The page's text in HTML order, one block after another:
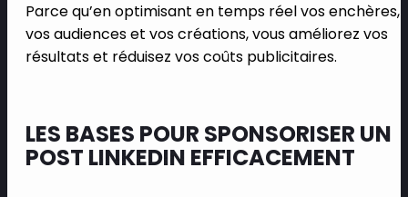
Parce qu’en optimisant en temps réel vos enchères,
vos audiences et vos créations, vous améliorez vos
résultats et réduisez vos coûts publicitaires.
LES BASES POUR SPONSORISER UN
POST LINKEDIN EFFICACEMENT